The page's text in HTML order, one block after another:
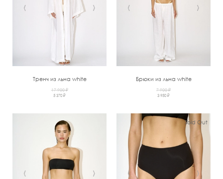
‹ ›
Тренч из льна white
17 900 ₽
5 370 ₽
‹ ›
Брюки из льна white
7 900 ₽
3 950 ₽
‹ › ‹ ›
Sold Out